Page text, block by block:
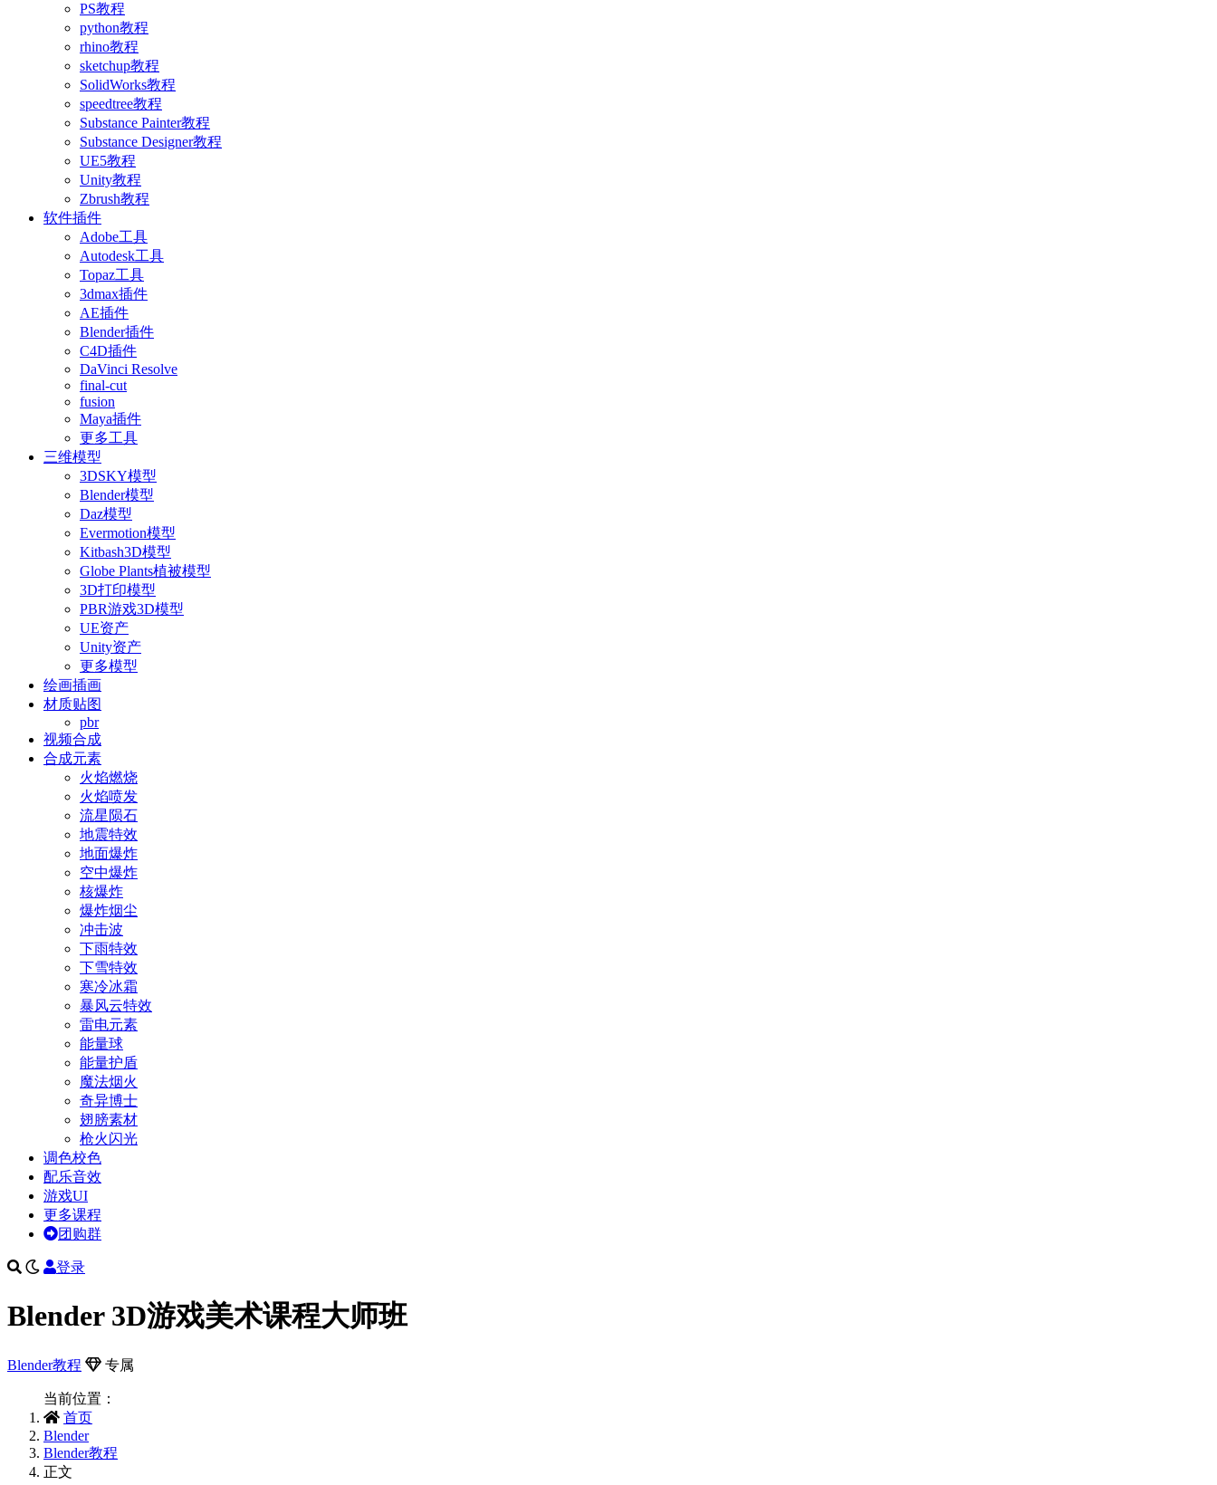
PS教程
python教程
rhino教程
sketchup教程
SolidWorks教程
speedtree教程
Substance Painter教程
Substance Designer教程
UE5教程
Unity教程
Zbrush教程
软件插件
Adobe工具
Autodesk工具
Topaz工具
3dmax插件
AE插件
Blender插件
C4D插件
DaVinci Resolve
final-cut
fusion
Maya插件
更多工具
三维模型
3DSKY模型
Blender模型
Daz模型
Evermotion模型
Kitbash3D模型
Globe Plants植被模型
3D打印模型
PBR游戏3D模型
UE资产
Unity资产
更多模型
绘画插画
材质贴图
pbr
视频合成
合成元素
火焰燃烧
火焰喷发
流星陨石
地震特效
地面爆炸
空中爆炸
核爆炸
爆炸烟尘
冲击波
下雨特效
下雪特效
寒冷冰霜
暴风云特效
雷电元素
能量球
能量护盾
魔法烟火
奇异博士
翅膀素材
枪火闪光
调色校色
配乐音效
游戏UI
更多课程
团购群
登录
Blender 3D游戏美术课程大师班
Blender教程 专属
当前位置：
首页
Blender
Blender教程
正文